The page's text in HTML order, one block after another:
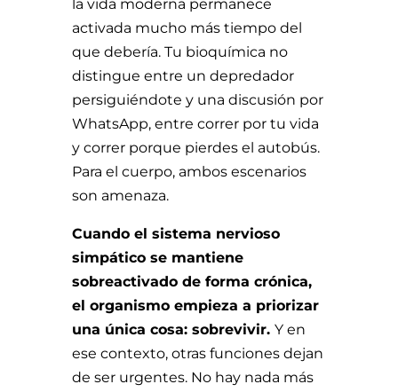
la vida moderna permanece
activada mucho más tiempo del
que debería. Tu bioquímica no
distingue entre un depredador
persiguiéndote y una discusión por
WhatsApp, entre correr por tu vida
y correr porque pierdes el autobús.
Para el cuerpo, ambos escenarios
son amenaza.
Cuando el sistema nervioso
simpático se mantiene
sobreactivado de forma crónica,
el organismo empieza a priorizar
una única cosa: sobrevivir. Y en
ese contexto, otras funciones dejan
de ser urgentes. No hay nada más